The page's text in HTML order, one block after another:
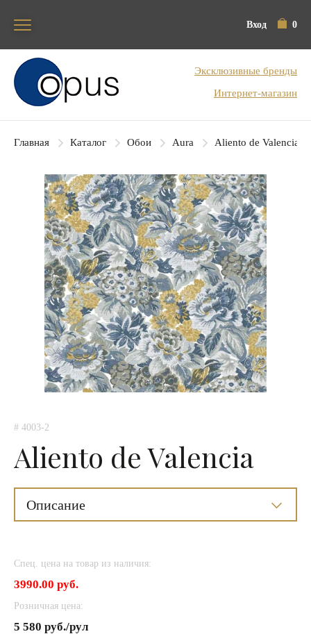
Вход 0
Блок поиска
Эксклюзивные бренды
Интернет-магазин
Главная Каталог Обои Aura Aliento de Valencia
# 4003-2
Aliento de Valencia
Описание
Спец. цена на товар из наличия:
3990.00 руб.
Розничная цена:
5 580 руб./рул